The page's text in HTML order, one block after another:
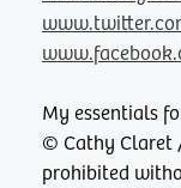
My essentials
© Cathy Claret
prohibited